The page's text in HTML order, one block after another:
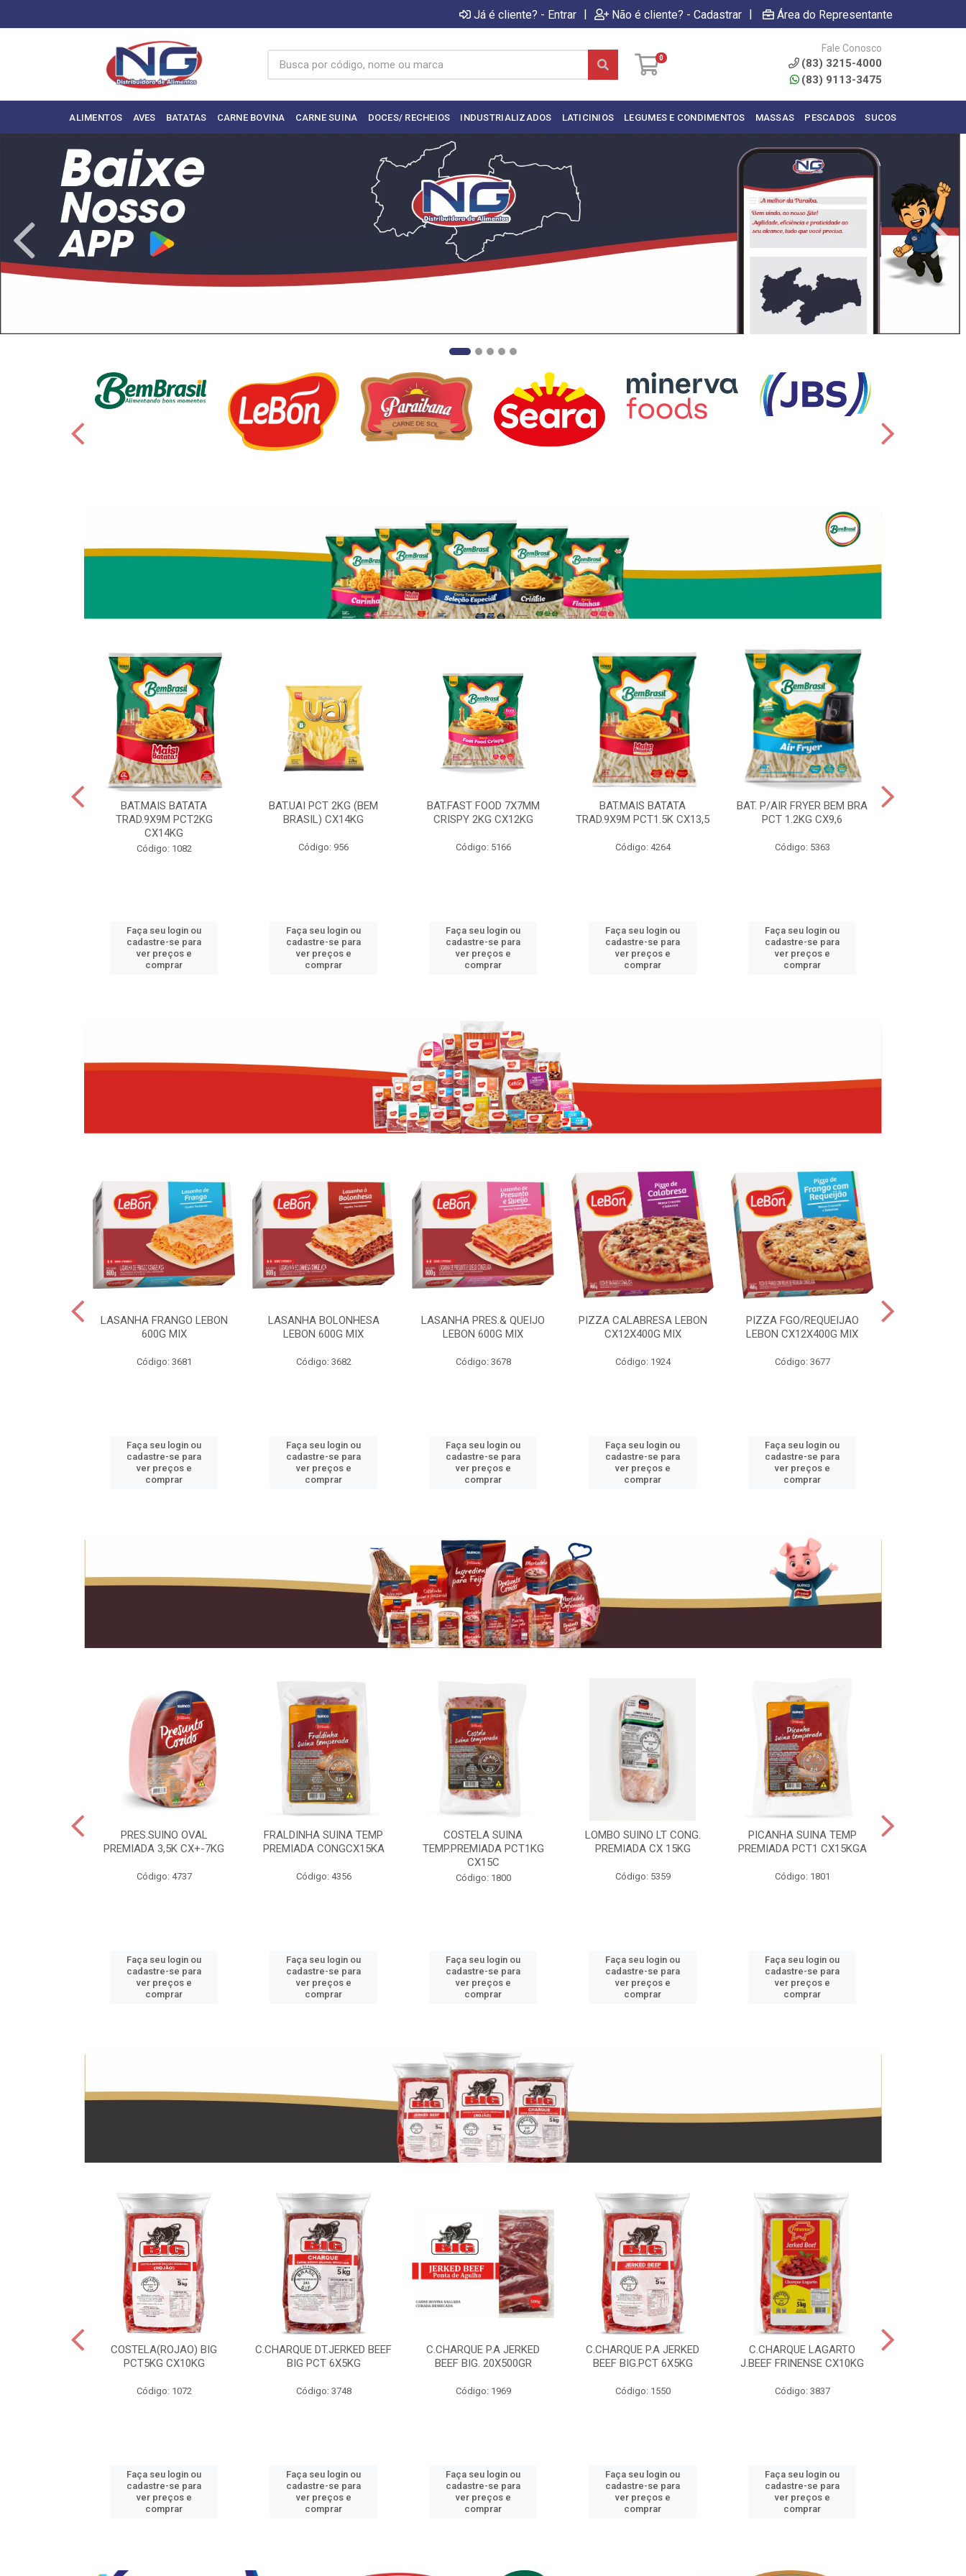
Já é cliente? - Entrar | Não é cliente? - Cadastrar | Área do Representante
0
Fale Conosco
(83) 3215-4000
(83) 9113-3475
ALIMENTOS AVES BATATAS CARNE BOVINA CARNE SUINA DOCES/ RECHEIOS INDUSTRIALIZADOS LATICINIOS LEGUMES E CONDIMENTOS MASSAS PESCADOS SUCOS
BAT.MAIS BATATA
TRAD.9X9M PCT2KG
CX14KG
Código: 1082
Faça seu login ou
cadastre-se para
ver preços e
comprar
BAT.UAI PCT 2KG (BEM
BRASIL) CX14KG
Código: 956
Faça seu login ou
cadastre-se para
ver preços e
comprar
BAT.FAST FOOD 7X7MM
CRISPY 2KG CX12KG
Código: 5166
Faça seu login ou
cadastre-se para
ver preços e
comprar
BAT.MAIS BATATA
TRAD.9X9M PCT1.5K CX13,5
Código: 4264
Faça seu login ou
cadastre-se para
ver preços e
comprar
BAT. P/AIR FRYER BEM BRA
PCT 1.2KG CX9,6
Código: 5363
Faça seu login ou
cadastre-se para
ver preços e
comprar
LASANHA FRANGO LEBON
600G MIX
Código: 3681
Faça seu login ou
cadastre-se para
ver preços e
comprar
LASANHA BOLONHESA
LEBON 600G MIX
Código: 3682
Faça seu login ou
cadastre-se para
ver preços e
comprar
LASANHA PRES.& QUEIJO
LEBON 600G MIX
Código: 3678
Faça seu login ou
cadastre-se para
ver preços e
comprar
PIZZA CALABRESA LEBON
CX12X400G MIX
Código: 1924
Faça seu login ou
cadastre-se para
ver preços e
comprar
PIZZA FGO/REQUEIJAO
LEBON CX12X400G MIX
Código: 3677
Faça seu login ou
cadastre-se para
ver preços e
comprar
PRES.SUINO OVAL
PREMIADA 3,5K CX+-7KG
Código: 4737
Faça seu login ou
cadastre-se para
ver preços e
comprar
FRALDINHA SUINA TEMP
PREMIADA CONGCX15KA
Código: 4356
Faça seu login ou
cadastre-se para
ver preços e
comprar
COSTELA SUINA
TEMP.PREMIADA PCT1KG
CX15C
Código: 1800
Faça seu login ou
cadastre-se para
ver preços e
comprar
LOMBO SUINO LT CONG.
PREMIADA CX 15KG
Código: 5359
Faça seu login ou
cadastre-se para
ver preços e
comprar
PICANHA SUINA TEMP
PREMIADA PCT1 CX15KGA
Código: 1801
Faça seu login ou
cadastre-se para
ver preços e
comprar
COSTELA(ROJAO) BIG
PCT5KG CX10KG
Código: 1072
Faça seu login ou
cadastre-se para
ver preços e
comprar
C.CHARQUE DT.JERKED BEEF
BIG PCT 6X5KG
Código: 3748
Faça seu login ou
cadastre-se para
ver preços e
comprar
C.CHARQUE P.A JERKED
BEEF BIG. 20X500GR
Código: 1969
Faça seu login ou
cadastre-se para
ver preços e
comprar
C.CHARQUE P.A JERKED
BEEF BIG.PCT 6X5KG
Código: 1550
Faça seu login ou
cadastre-se para
ver preços e
comprar
C.CHARQUE LAGARTO
J.BEEF FRINENSE CX10KG
Código: 3837
Faça seu login ou
cadastre-se para
ver preços e
comprar